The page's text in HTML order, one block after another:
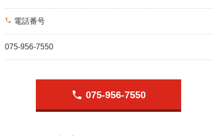
phone 電話番号
075-956-7550
phone 075-956-7550